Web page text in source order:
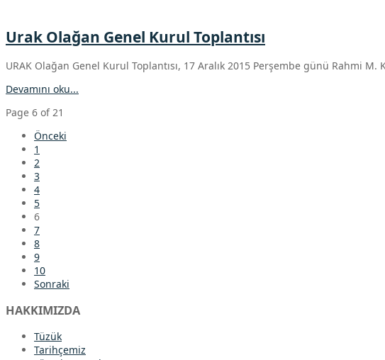
Urak Olağan Genel Kurul Toplantısı
URAK Olağan Genel Kurul Toplantısı, 17 Aralık 2015 Perşembe günü Rahmi
Devamını oku...
Page 6 of 21
Önceki
1
2
3
4
5
6
7
8
9
10
Sonraki
HAKKIMIZDA
Tüzük
Tarihçemiz